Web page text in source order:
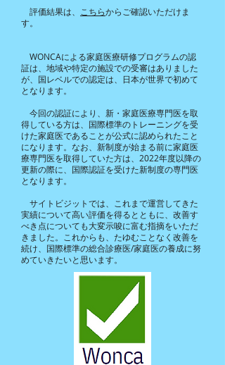
評価結果は、
こちらからご確認いただけま
す。
WONCAによる家庭医療研修プログラムの認
証は、地域や特定の施設での受審はありました
が、国レベルでの認定は、日本が世界で初めて
となります。
今回の認証により、新・家庭医療専門医を取
得している方は、国際標準のトレーニングを受
けた家庭医であることが公式に認められたこと
になります。なお、新制度が始まる前に家庭医
療専門医を取得していた方は、2022年度以降の
更新の際に、国際認証を受けた新制度の専門医
となります。
サイトビジットでは、これまで運営してきた
実績について高い評価を得るとともに、改善す
べき点についても大変示唆に富む指摘をいただ
きました。これからも、たゆむことなく改善を
続け、国際標準の総合診療医/家庭医の養成に努
めていきたいと思います。